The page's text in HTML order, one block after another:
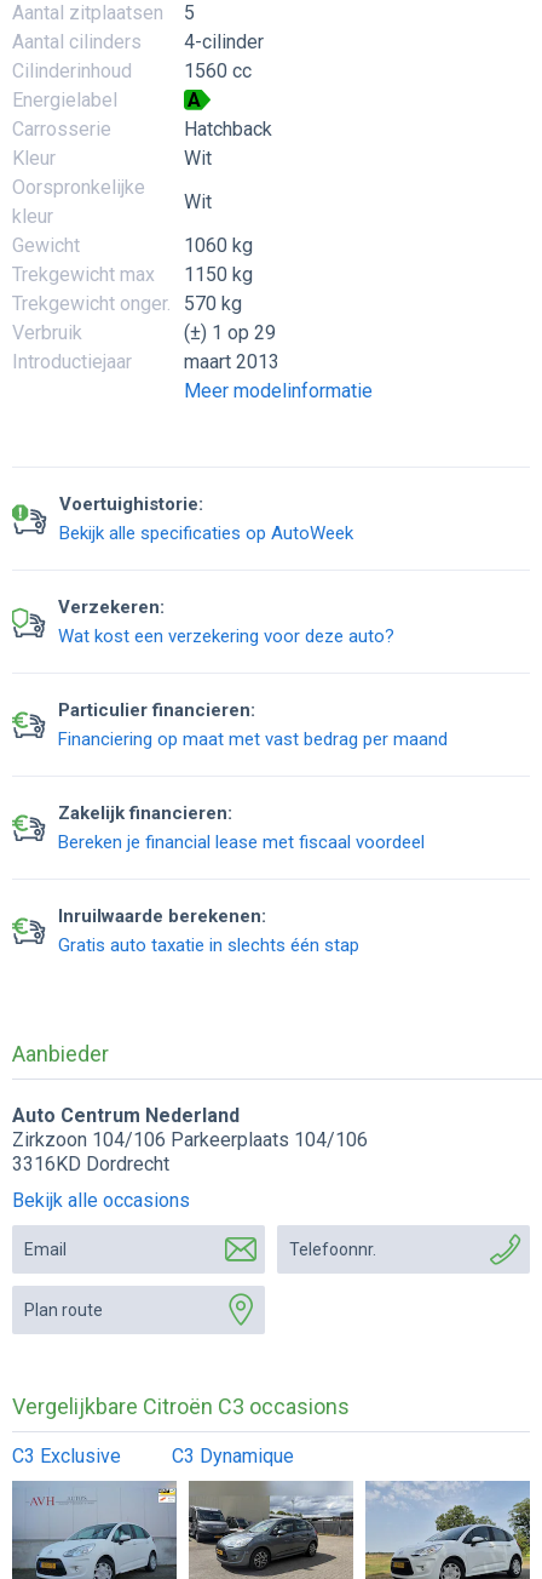
Aantal zitplaatsen
5
Aantal cilinders
4-cilinder
Cilinderinhoud
1560 cc
Energielabel
A
Carrosserie
Hatchback
Kleur
Wit
Oorspronkelijke
kleur
Wit
Gewicht
1060 kg
Trekgewicht max
1150 kg
Trekgewicht onger.
570 kg
Verbruik
(±) 1 op 29
Introductiejaar
maart 2013
Meer modelinformatie
Voertuighistorie:
Bekijk alle specificaties op AutoWeek
Verzekeren:
Wat kost een verzekering voor deze auto?
Particulier financieren:
Financiering op maat met vast bedrag per maand
Zakelijk financieren:
Bereken je financial lease met fiscaal voordeel
Inruilwaarde berekenen:
Gratis auto taxatie in slechts één stap
Aanbieder
Auto Centrum Nederland
Zirkzoon 104/106 Parkeerplaats 104/106
3316KD Dordrecht
Bekijk alle occasions
Email Telefoonnr.
Plan route
Vergelijkbare Citroën C3 occasions
C3 Exclusive C3 Dynamique